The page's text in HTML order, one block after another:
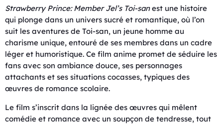
Strawberry Prince: Member Jel’s Toi-sanest une histoire
qui plonge dans un univers sucré et romantique, où l’on
suit les aventures de Toi-san, un jeune homme au
charisme unique, entouré de ses membres dans un cadre
léger et humoristique. Ce film anime promet de séduire les
fans avec son ambiance douce, ses personnages
attachants et ses situations cocasses, typiques des
œuvres de romance scolaire.
Le film s’inscrit dans la lignée des œuvres qui mêlent
comédie et romance avec un soupçon de tendresse, tout